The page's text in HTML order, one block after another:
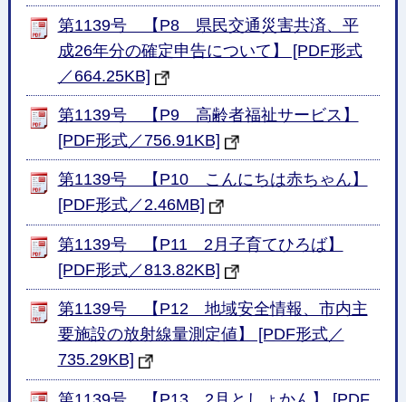
第1139号 【P8 県民交通災害共済、平
成26年分の確定申告について】 [PDF形式
／664.25KB]
第1139号 【P9 高齢者福祉サービス】
[PDF形式／756.91KB]
第1139号 【P10 こんにちは赤ちゃん】
[PDF形式／2.46MB]
第1139号 【P11 2月子育てひろば】
[PDF形式／813.82KB]
第1139号 【P12 地域安全情報、市内主
要施設の放射線量測定値】 [PDF形式／
735.29KB]